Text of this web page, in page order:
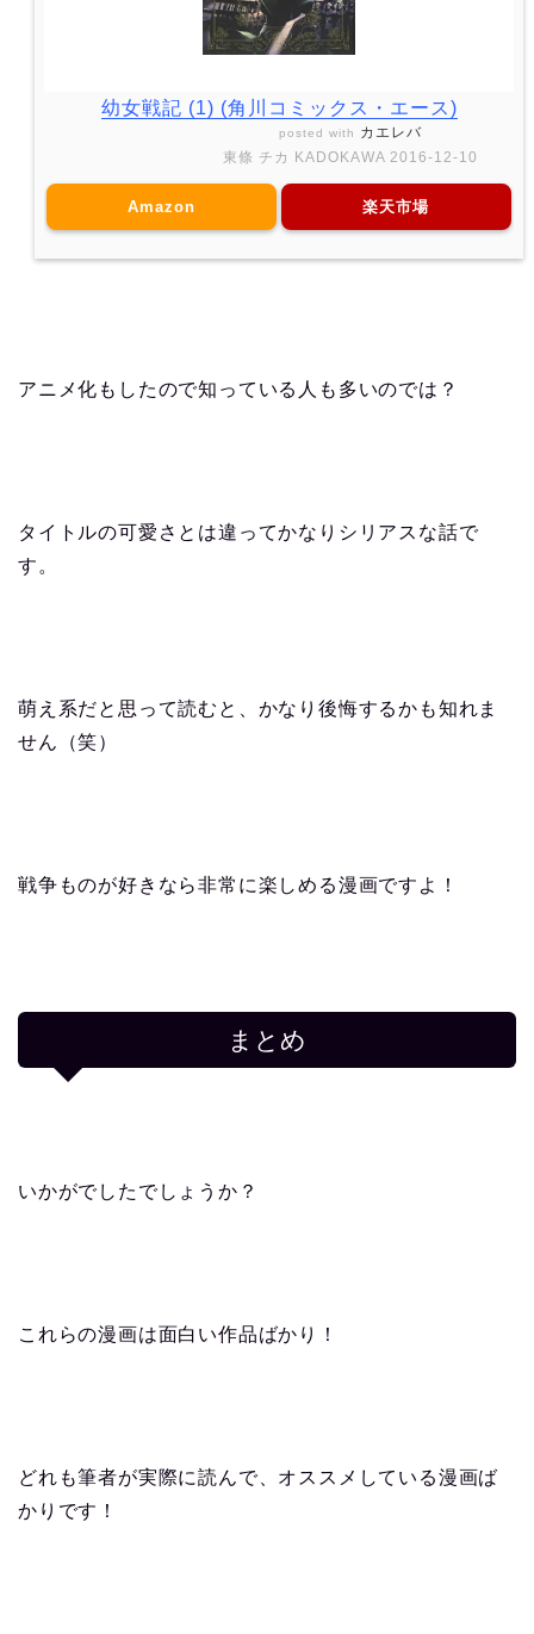
幼女戦記 (1) (角川コミックス・エース)
posted with カエレバ
東條 チカ KADOKAWA 2016-12-10
Amazon 楽天市場
アニメ化もしたので知っている人も多いのでは？
タイトルの可愛さとは違ってかなりシリアスな話で
す。
萌え系だと思って読むと、かなり後悔するかも知れま
せん（笑）
戦争ものが好きなら非常に楽しめる漫画ですよ！
まとめ
いかがでしたでしょうか？
これらの漫画は面白い作品ばかり！
どれも筆者が実際に読んで、オススメしている漫画ば
かりです！